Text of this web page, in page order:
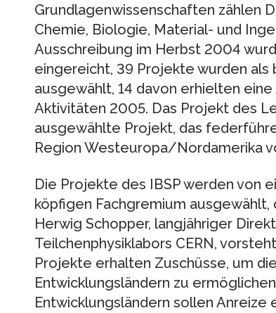
Grundlagenwissenschaften zählen
Chemie, Biologie, Material- und
Ausschreibung im Herbst 2004
eingereicht, 39 Projekte wurden
ausgewählt, 14 davon erhielten
Aktivitäten 2005. Das Projekt des
ausgewählte Projekt, das
Region Westeuropa/Nordamerika
Die Projekte des IBSP werden von
köpfigen Fachgremium ausgewählt,
Herwig Schopper, langjähriger
Teilchenphysiklabors CERN,
Projekte erhalten Zuschüsse, um
Entwicklungsländern zu
Entwicklungsländern sollen Anreize